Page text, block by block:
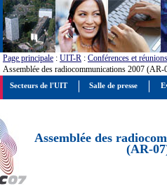
Page principale : UIT-R : Conférences et réunions
Assemblée des radiocommunications 2007 (AR-
Assemblée des
(AR-
Secteurs de l'UIT Salle de presse